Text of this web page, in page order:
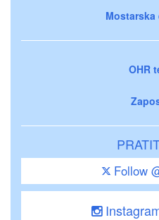
Mostarska
OHR
Follow